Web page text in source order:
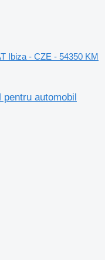
Ibiza - CZE - 54350 KM
pentru automobil